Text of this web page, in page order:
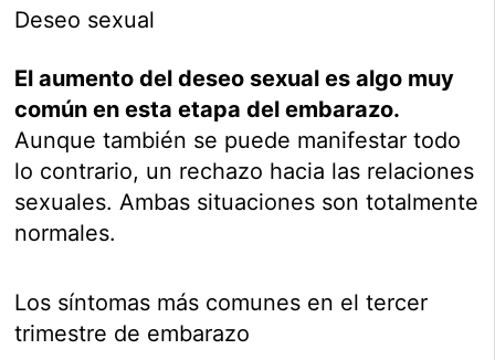
Deseo sexual
El aumento del deseo sexual es algo muy
común en esta etapa del embarazo.
Aunque también se puede manifestar todo
lo contrario, un rechazo hacia las relaciones
sexuales. Ambas situaciones son totalmente
normales.
Los síntomas más comunes en el tercer
trimestre de embarazo